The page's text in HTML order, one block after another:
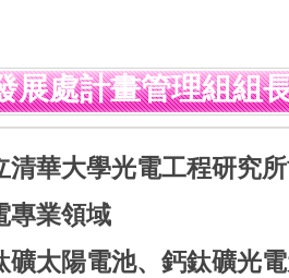
處計畫管理組組
清華大學光電工程研究
專業領域
礦太陽電池、鈣鈦礦光